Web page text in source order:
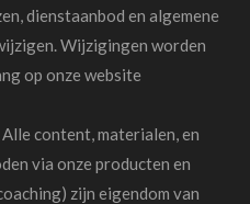
dienstaanbod en algemene
Wijzigingen worden
op onze website
content, materialen, en
via onze producten en
zijn eigendom van